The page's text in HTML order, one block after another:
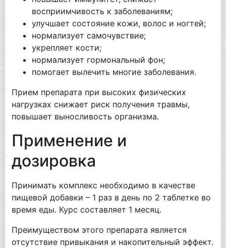
восприимчивость к заболеваниям;
улучшает состояние кожи, волос и ногтей;
нормализует самочувствие;
укрепляет кости;
нормализует гормональный фон;
помогает вылечить многие заболевания.
Прием препарата при высоких физических
нагрузках снижает риск получения травмы,
повышает выносливость организма.
Применение и
дозировка
Принимать комплекс необходимо в качестве
пищевой добавки – 1 раз в день по 2 таблетке во
время еды. Курс составляет 1 месяц.
Преимуществом этого препарата является
отсутствие привыкания и накопительный эффект.